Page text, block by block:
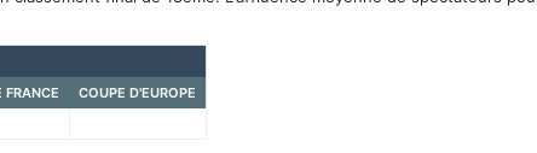
FRANCE COUPE D'EUROPE